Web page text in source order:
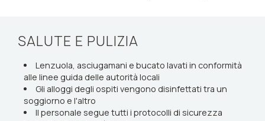
SALUTE E PULIZIA
Lenzuola, asciugamani e bucato lavati in conformità
alle linee guida delle autorità locali
Gli alloggi degli ospiti vengono disinfettati tra un
soggiorno e l'altro
Il personale segue tutti i protocolli di sicurezza